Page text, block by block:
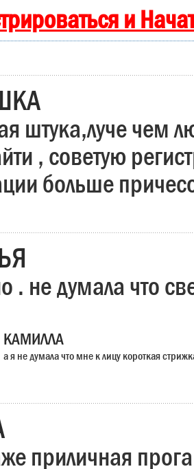
и
штука,луче чем
, советую
больше
. не думала что
КАМИЛЛА
а я не думала что мне к лицу короткая
приличная